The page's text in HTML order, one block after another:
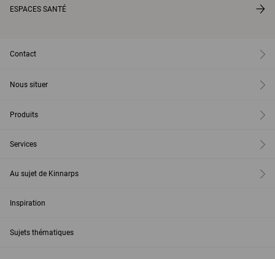
ESPACES SANTÉ
Contact
Nous situer
Produits
Services
Au sujet de Kinnarps
Inspiration
Sujets thématiques